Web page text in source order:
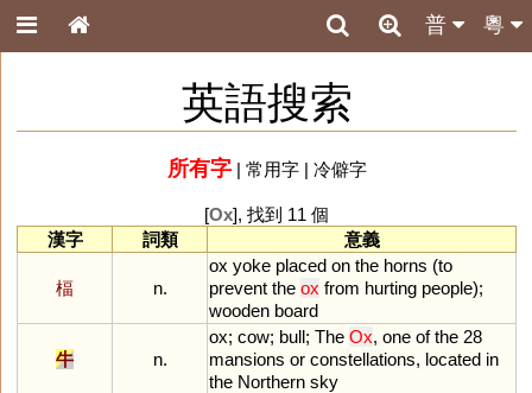
粵
普
英語搜索
所有字| 常用字| 冷僻字
[Ox], 找到 11 個
漢字
詞類 意義
楅 n.
ox yoke placed on the horns (to
prevent the ox from hurting people);
wooden board
牛 n.
ox; cow; bull; The Ox, one of the 28
mansions or constellations, located in
the Northern sky